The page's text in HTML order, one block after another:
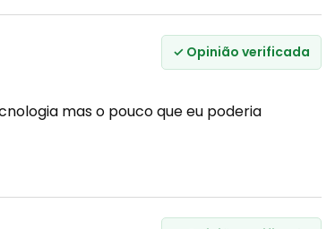
✓ Opinião verificada
mas o pouco que eu poderia